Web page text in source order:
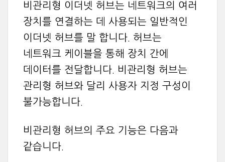
비관리형 이더넷 허브는 네트워크의 여러
장치를 연결하는 데 사용되는 일반적인
이더넷 허브를 말 합니다. 허브는
네트워크 케이블을 통해 장치 간에
데이터를 전달합니다. 비관리형 허브는
관리형 허브와 달리 사용자 지정 구성이
불가능합니다.
비관리형 허브의 주요 기능은 다음과
같습니다.